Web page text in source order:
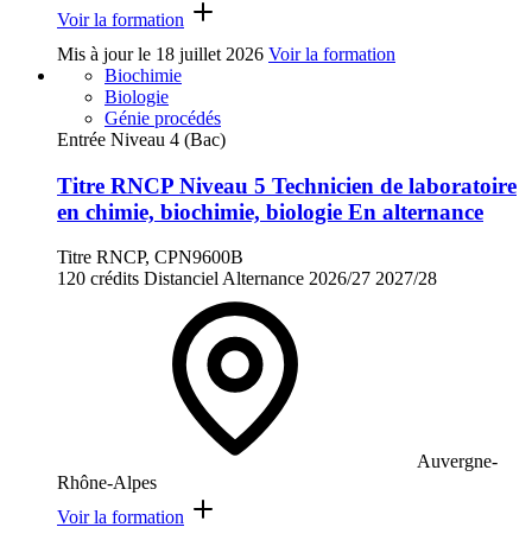
Voir la formation
Mis à jour le 18 juillet 2026 Voir la formation
Biochimie
Biologie
Génie procédés
Entrée Niveau 4 (Bac)
Titre RNCP Niveau 5 Technicien de laboratoire
en chimie, biochimie, biologie En alternance
Titre RNCP, CPN9600B
120 crédits Distanciel Alternance 2026/27 2027/28
Auvergne-
Rhône-Alpes
Voir la formation